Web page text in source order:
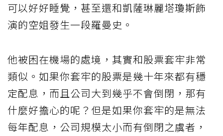
可以好好睡覺，甚至還和凱薩琳麗塔瓊斯飾
演的空姐發生一段羅曼史。
他被困在機場的處境，其實和股票套牢非常
類似。如果你套牢的股票是幾十年來都有穩
定配息，而且公司大到幾乎不會倒閉，那有
什麼好擔心的呢？但是如果你套牢的是無法
每年配息，公司規模太小而有倒閉之虞者，